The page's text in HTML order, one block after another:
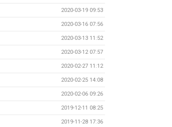
2020-03-19 09:53
2020-03-16 07:56
2020-03-13 11:52
2020-03-12 07:57
2020-02-27 11:12
2020-02-25 14:08
2020-02-06 09:26
2019-12-11 08:25
2019-11-28 17:36